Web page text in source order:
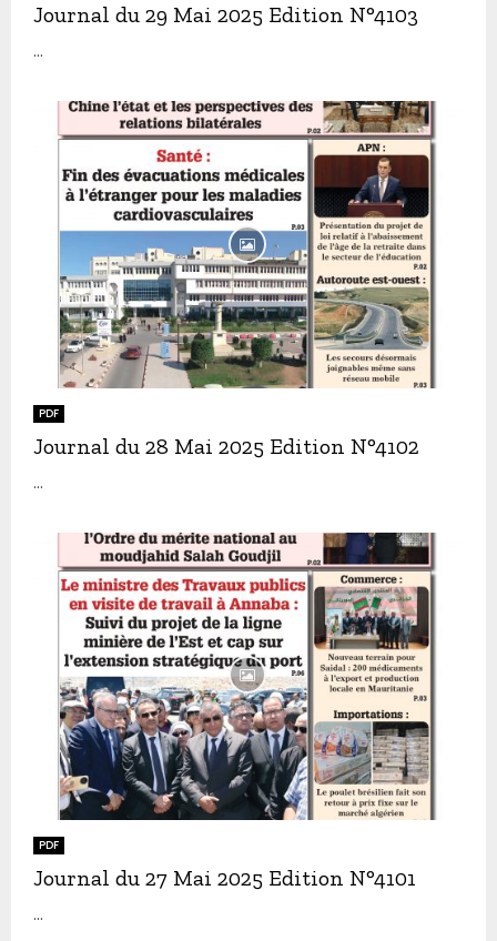
Journal du 29 Mai 2025 Edition N°4103
...
PDF
Journal du 28 Mai 2025 Edition N°4102
...
PDF
Journal du 27 Mai 2025 Edition N°4101
...